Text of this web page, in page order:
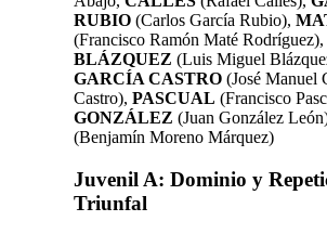
RUBIO (Carlos García Rubio),
(Francisco Ramón Maté Rodríguez),
BLÁZQUEZ (Luis Miguel
GARCÍA CASTRO (José Manuel
Castro), PASCUAL (Francisco
GONZÁLEZ (Juan González
(Benjamín Moreno Márquez)
Juvenil A: Dominio y
Triunfal